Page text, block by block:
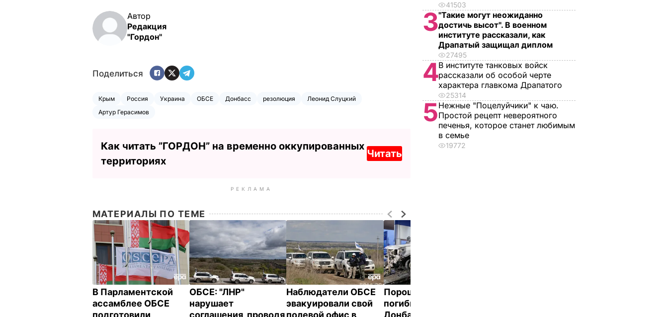
Автор
Редакция
"Гордон"
Поделиться
Крым Россия Украина ОБСЕ Донбасс резолюция
Леонид Слуцкий
Артур Герасимов
Как читать ”ГОРДОН” на временно оккупированных
территориях
Читать
РЕКЛАМА
МАТЕРИАЛЫ ПО ТЕМЕ
В Парламентской
ассамблее ОБСЕ
подготовили
ОБСЕ: "ЛНР"
нарушает
соглашения, проводя
Наблюдатели ОБСЕ
эвакуировали свой
полевой офис в
Порошенко наградил
погибшего на
Донбассе
41503
3"Такие могут неожиданно
достичь высот". В военном
институте рассказали, как
Драпатый защищал диплом
27495
4В институте танковых войск
рассказали об особой черте
характера главкома Драпатого
25314
5Нежные "Поцелуйчики" к чаю.
Простой рецепт невероятного
печенья, которое станет любимым
в семье
19772